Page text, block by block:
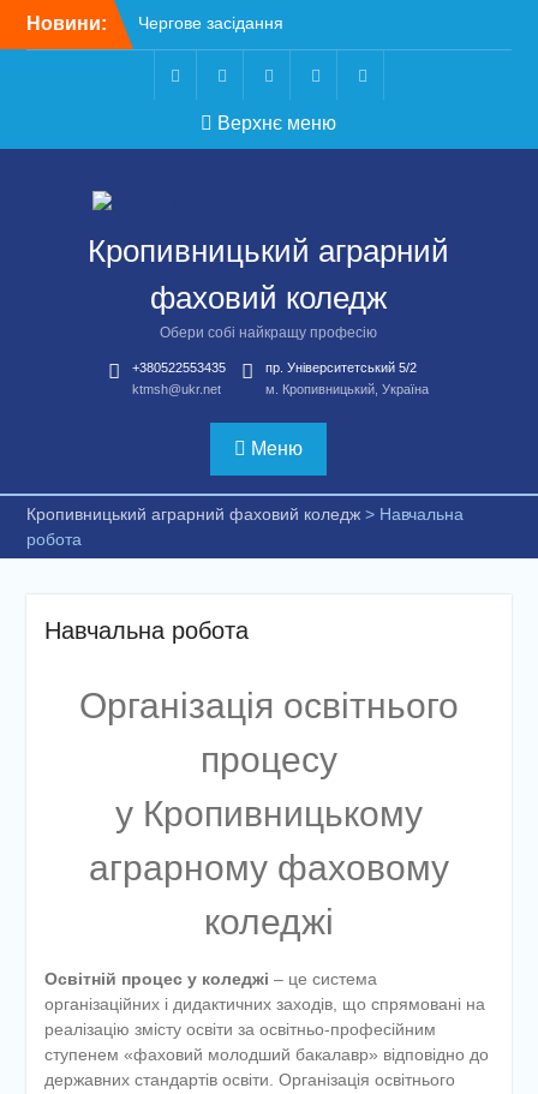
Новини:
основні рішення
Небезпечні розваги
підприємницької освіти
Щасливої дороги,
TelegramFacebookInstagram Youtube
Верхнє меню
Кропивницький аграрний
фаховий коледж
Обери собі найкращу професію
+380522553435
ktmsh@ukr.net
пр. Університетський 5/2
м. Кропивницький, Україна
Меню
Кропивницький аграрний фаховий коледж> Навчальна
робота
Навчальна робота
Організація освітнього
процесу
у Кропивницькому
аграрному фаховому
коледжі
Освітній процес у коледжі – це система
організаційних і дидактичних заходів, що спрямовані на
реалізацію змісту освіти за освітньо-професійним
ступенем «фаховий молодший бакалавр» відповідно до
державних стандартів освіти. Організація освітнього